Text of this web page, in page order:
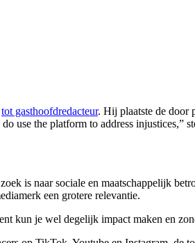
tot gasthoofdredacteur. Hij plaatste de door
use the platform to address injustices,”
is naar sociale en maatschappelijk
een grotere relevantie.
kun je wel degelijk impact maken en